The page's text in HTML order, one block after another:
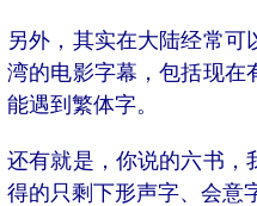
另外，其实在大陆经常可
湾的电影字幕，包括现在
能遇到繁体字。
还有就是，你说的六书，
得的只剩下形声字、会意